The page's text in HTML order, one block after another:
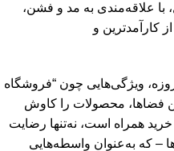
پوشاک زنانه است، می‌تواند تبلیغات خویش را به گروهی خاص از زنان در بازه سنی 25 تا 40 سال، با علاقه‌مندی به مد و فشن،
کارآمدترین و
ویژگی‌هایی چون “فروشگاه
فضاها، محصولات را کاوش
همراه است، نه‌تنها رضایت
– که به‌عنوان واسطه‌هایی